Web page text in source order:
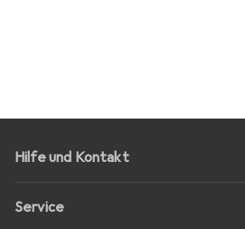
Hilfe und Kontakt
Service